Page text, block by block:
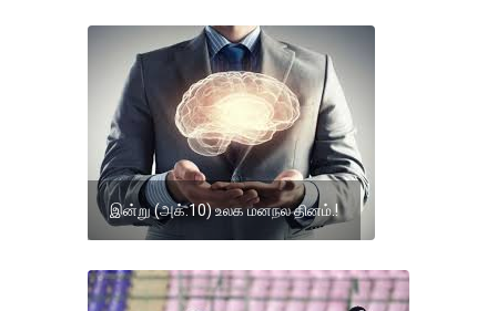
இன்று (அக்.10) உலக மனநல தினம்.!